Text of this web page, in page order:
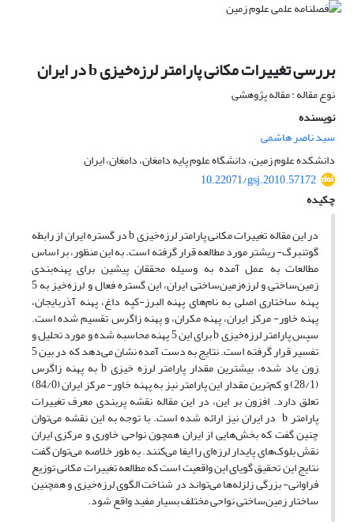
بررسی تغییرات مکانی پارامتر لرزه‌خیزی b در ایران
نوع مقاله : مقاله پژوهشی
نویسنده
سید ناصر هاشمی
دانشکده علوم زمین، دانشگاه علوم پایه دامغان، دامغان، ایران
10.22071/gsj.2010.57172
چکیده
در این مقاله تغییرات مکانی پارامتر لرزه‌خیزی bدر گستره ایران از رابطه
گوتنبرگ- ریشتر مورد مطالعه قرار گرفته است. به این منظور، بر اساس
مطالعات به عمل آمده به وسیله محققان پیشین برای پهنه‌بندی
زمین‌ساختی و لرزه‌زمین‌ساختی ایران، این گستره فعال و لرزه‌خیز به 5
پهنه ساختاری اصلی به نام‌های پهنه البرز-کپه داغ، پهنه آذربایجان،
پهنه خاور- مرکز ایران، پهنه مکران، و پهنه زاگرس تقسیم شده است.
سپس پارامتر لرزه‌خیزی b برای این 5 پهنه محاسبه شده و مورد تحلیل و
تفسیر قرار گرفته است. نتایج به دست آمده نشان می‌دهد که در بین 5
زون یاد شده، بیشترین مقدار پارامتر لرزه خیزیb به پهنه زاگرس
(28/1) و کم‌ترین مقدار این پارامتر نیز به پهنه خاور- مرکز ایران (84/0)
تعلق دارد. افزون بر این، در این مقاله نقشه پربندی معرف تغییرات
پارامتر bدر ایران نیز ارائه شده است. با توجه به این نقشه می‌توان
چنین گفت که بخش‌هایی از ایران همچون نواحی خاوری و مرکزی ایران
نقش بلوک‌های پایدار لرزه‌ای را ایفا می‌کنند. به طور خلاصه می‌توان گفت
نتایج این تحقیق گویای این واقعیت است که مطالعه تغییرات مکانی توزیع
فراوانی- بزرگی زلزله‌ها می‌تواند در شناخت الگوی لرزه‌خیزی و همچنین
ساختار زمین‌ساختی نواحی مختلف بسیار مفید واقع شود.